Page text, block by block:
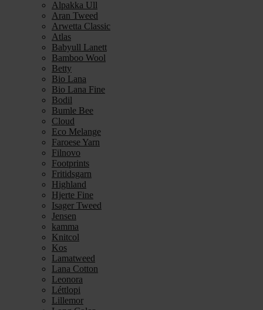
Alpakka Ull
Aran Tweed
Arwetta Classic
Atlas
Babyull Lanett
Bamboo Wool
Betty
Bio Lana
Bio Lana Fine
Bodil
Bumle Bee
Cloud
Eco Melange
Faroese Yarn
Filnovo
Footprints
Fritidsgarn
Highland
Hjerte Fine
Isager Tweed
Jensen
kamma
Knitcol
Kos
Lamatweed
Lana Cotton
Leonora
Léttlopi
Lillemor